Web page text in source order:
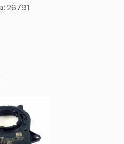
26791